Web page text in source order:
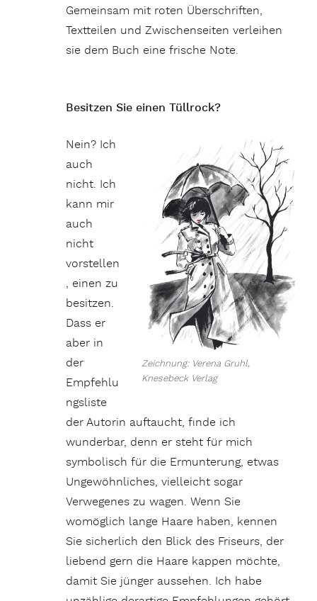
Gemeinsam mit roten Überschriften,
Textteilen und Zwischenseiten verleihen
sie dem Buch eine frische Note.
Besitzen Sie einen Tüllrock?
Zeichnung: Verena Gruhl,
Knesebeck Verlag
Nein? Ich
auch
nicht. Ich
kann mir
auch
nicht
vorstellen
, einen zu
besitzen.
Dass er
aber in
der
Empfehlu
ngsliste
der Autorin auftaucht, finde ich
wunderbar, denn er steht für mich
symbolisch für die Ermunterung, etwas
Ungewöhnliches, vielleicht sogar
Verwegenes zu wagen. Wenn Sie
womöglich lange Haare haben, kennen
Sie sicherlich den Blick des Friseurs, der
liebend gern die Haare kappen möchte,
damit Sie jünger aussehen. Ich habe